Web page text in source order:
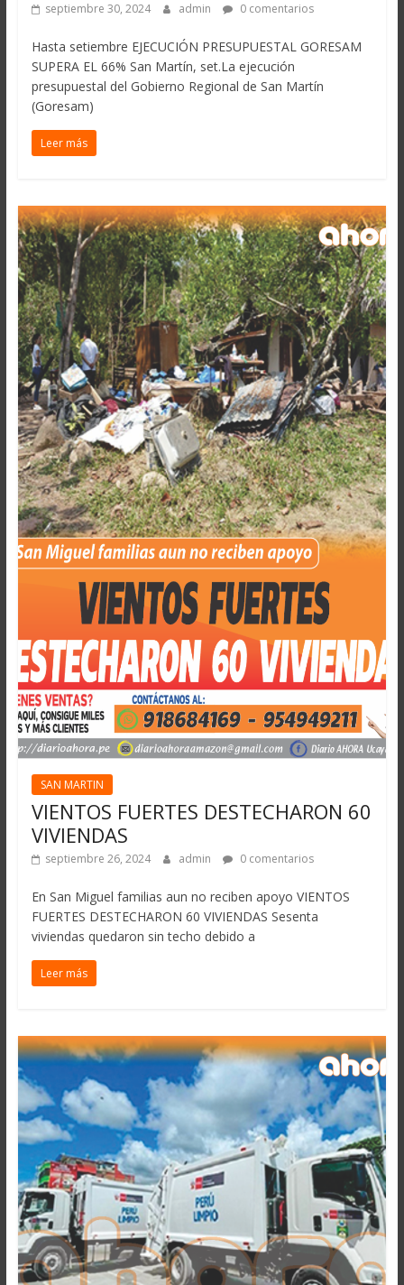
septiembre 30, 2024 admin 0 comentarios
Hasta setiembre EJECUCIÓN PRESUPUESTAL GORESAM
SUPERA EL 66% San Martín, set.La ejecución
presupuestal del Gobierno Regional de San Martín
(Goresam)
Leer más
SAN MARTIN
VIENTOS FUERTES DESTECHARON 60
VIVIENDAS
septiembre 26, 2024 admin 0 comentarios
En San Miguel familias aun no reciben apoyo VIENTOS
FUERTES DESTECHARON 60 VIVIENDAS Sesenta
viviendas quedaron sin techo debido a
Leer más